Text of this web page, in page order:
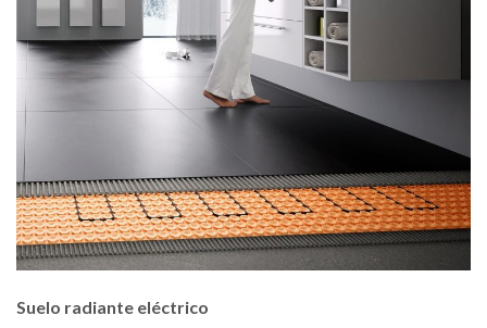
Suelo radiante eléctrico